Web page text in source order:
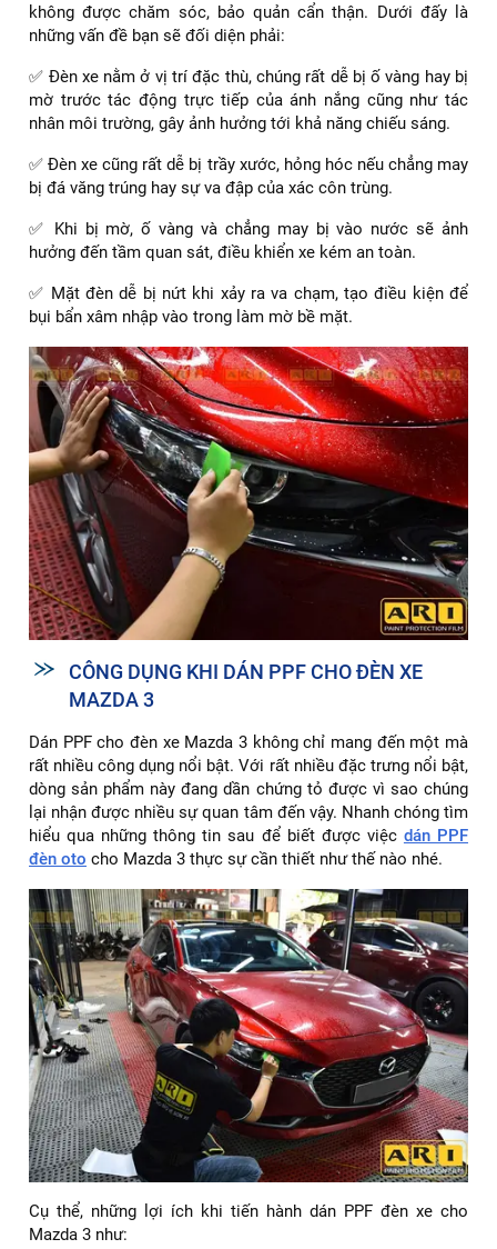
không được chăm sóc, bảo quản cẩn thận. Dưới đấy là
những vấn đề bạn sẽ đối diện phải:
✅ Đèn xe nằm ở vị trí đặc thù, chúng rất dễ bị ố vàng hay bị
mờ trước tác động trực tiếp của ánh nắng cũng như tác
nhân môi trường, gây ảnh hưởng tới khả năng chiếu sáng.
✅ Đèn xe cũng rất dễ bị trầy xước, hỏng hóc nếu chẳng may
bị đá văng trúng hay sự va đập của xác côn trùng.
✅ Khi bị mờ, ố vàng và chẳng may bị vào nước sẽ ảnh
hưởng đến tầm quan sát, điều khiển xe kém an toàn.
✅ Mặt đèn dễ bị nứt khi xảy ra va chạm, tạo điều kiện để
bụi bẩn xâm nhập vào trong làm mờ bề mặt.
CÔNG DỤNG KHI DÁN PPF CHO ĐÈN XE
MAZDA 3
Dán PPF cho đèn xe Mazda 3 không chỉ mang đến một mà
rất nhiều công dụng nổi bật. Với rất nhiều đặc trưng nổi bật,
dòng sản phẩm này đang dần chứng tỏ được vì sao chúng
lại nhận được nhiều sự quan tâm đến vậy. Nhanh chóng tìm
hiểu qua những thông tin sau để biết được việc dán PPF
đèn oto cho Mazda 3 thực sự cần thiết như thế nào nhé.
Cụ thể, những lợi ích khi tiến hành dán PPF đèn xe cho
Mazda 3 như: